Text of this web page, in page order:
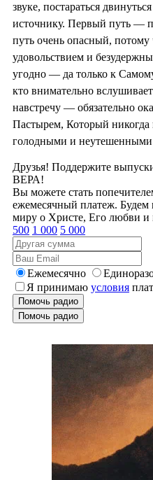
звуке, постараться
источнику. Первый путь —
путь очень опасный,
удовольствием и
угодно — да только к
кто внимательно
навстречу — обязательно
Пастырем, Который никогда
голодными и
Друзья! Поддержите
ВЕРА!
Вы можете стать
ежемесячный платеж. Будем
миру о Христе, Его любви и
500 1 000 5 000
Ежемесячно
Я принимаю условия
Помочь радио
Помочь радио